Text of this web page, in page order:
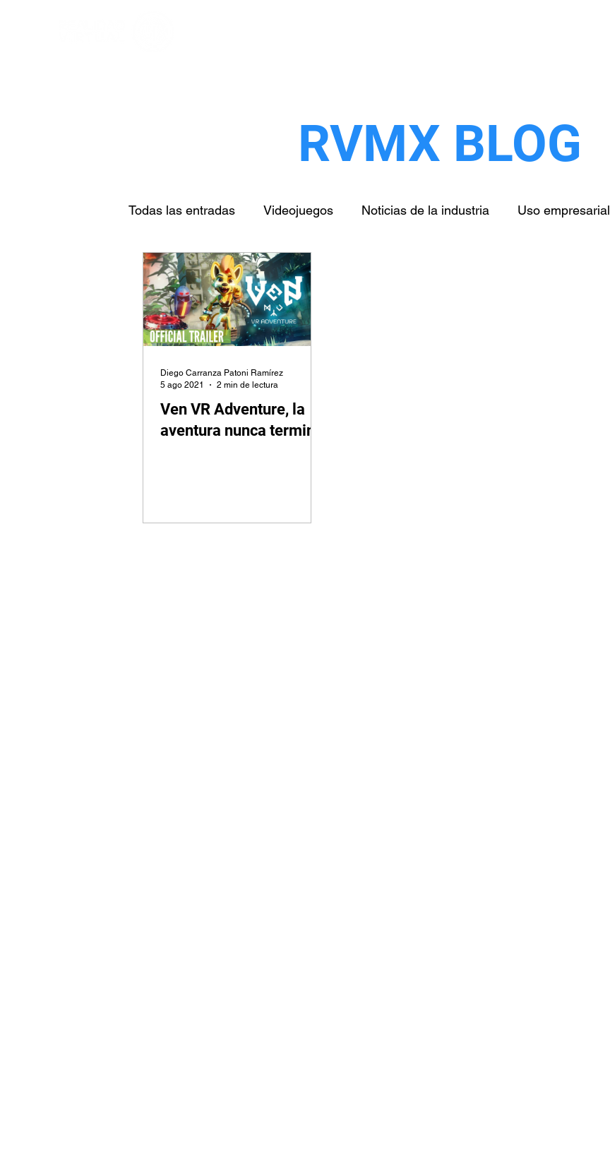
RVMX BLOG
Todas las entradas Videojuegos Noticias de la industria Uso empresarial
Arte & cultura Turismo
Ven VR Adventure, la
aventura nunca termina
Diego Carranza Patoni Ramírez
5 ago 2021
2 min de lectura